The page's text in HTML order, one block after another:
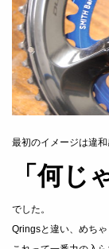
最初のイメージは違
「何じ
でした。
Qringsと違い、めちゃ